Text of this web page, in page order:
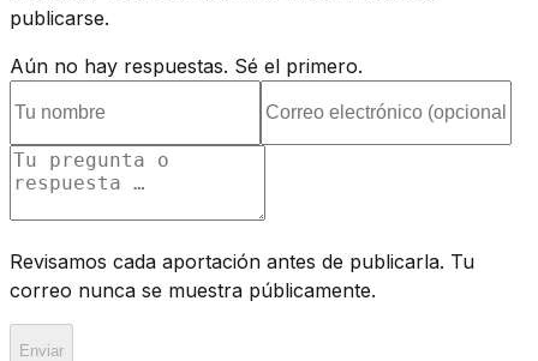
publicarse.
Aún no hay respuestas. Sé el primero.
Revisamos cada aportación antes de publicarla. Tu
correo nunca se muestra públicamente.
Enviar